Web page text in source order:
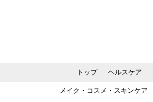
トップ ヘルスケア
メイク・コスメ・スキンケア